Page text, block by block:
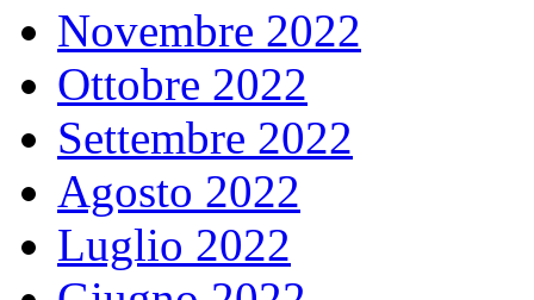
Novembre 2022
Ottobre 2022
Settembre 2022
Agosto 2022
Luglio 2022